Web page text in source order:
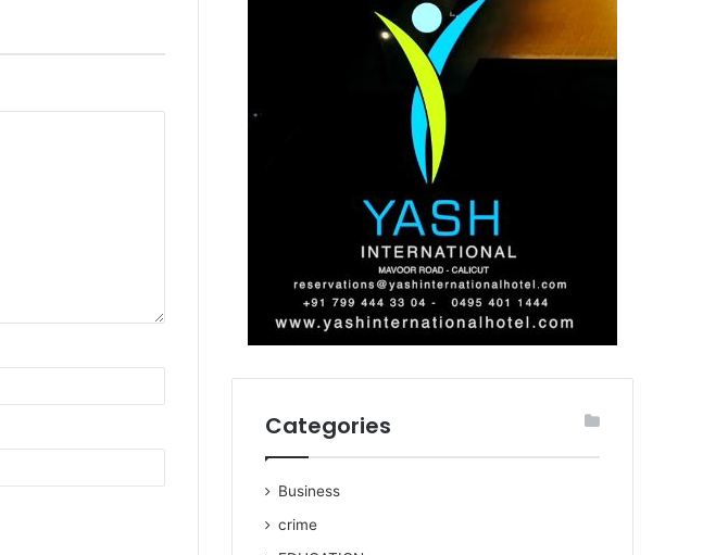
Categories
Business
crime